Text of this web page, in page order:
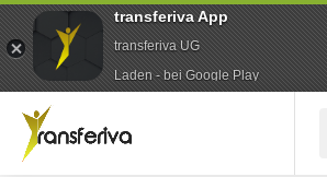
transferiva App
transferiva UG
Laden - bei Google Play